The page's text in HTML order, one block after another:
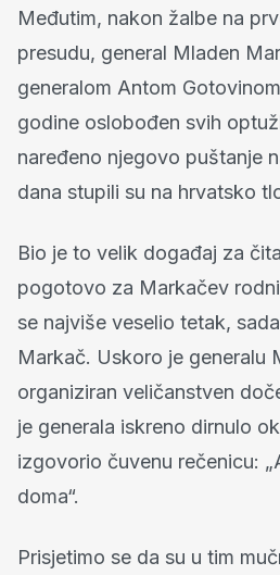
Međutim, nakon žalbe na
presudu, general Mladen
generalom Antom
godine oslobođen svih
naređeno njegovo puštanje
dana stupili su na hrvatsko
Bio je to velik događaj za
pogotovo za Markačev
se najviše veselio tetak,
Markač. Uskoro je generalu
organiziran veličanstven
je generala iskreno dirnulo
izgovorio čuvenu rečenicu:
doma“.
Prisjetimo se da su u tim